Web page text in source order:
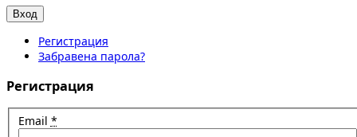
Регистрация
Забравена парола?
Регистрация
Email *